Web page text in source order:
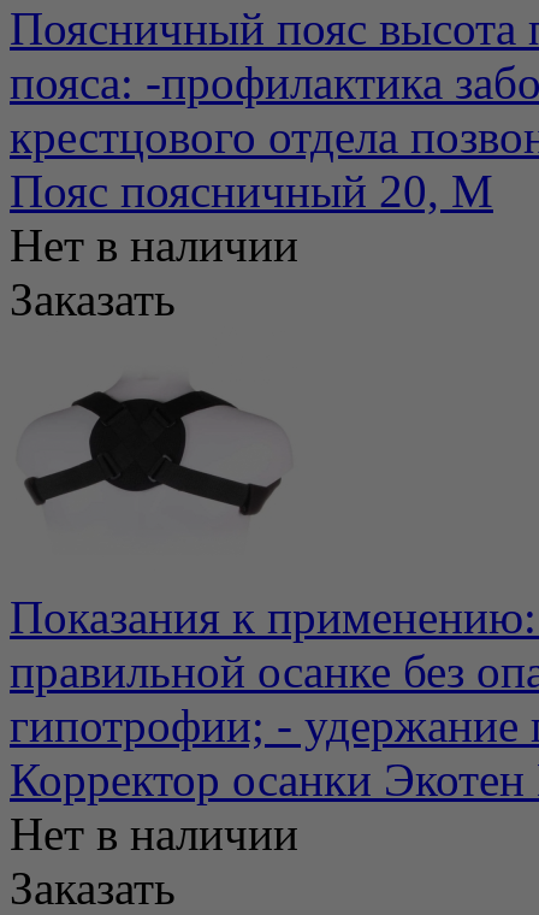
Поясничный пояс высота
пояса: -профилактика
крестцового отдела
Пояс поясничный 20, М
Нет в наличии
Заказать
Показания к
правильной осанке без
гипотрофии; - удержание
Корректор осанки
Нет в наличии
Заказать